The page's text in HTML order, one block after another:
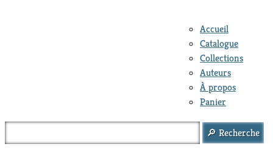
Accueil
Catalogue
Collections
Auteurs
À propos
Panier